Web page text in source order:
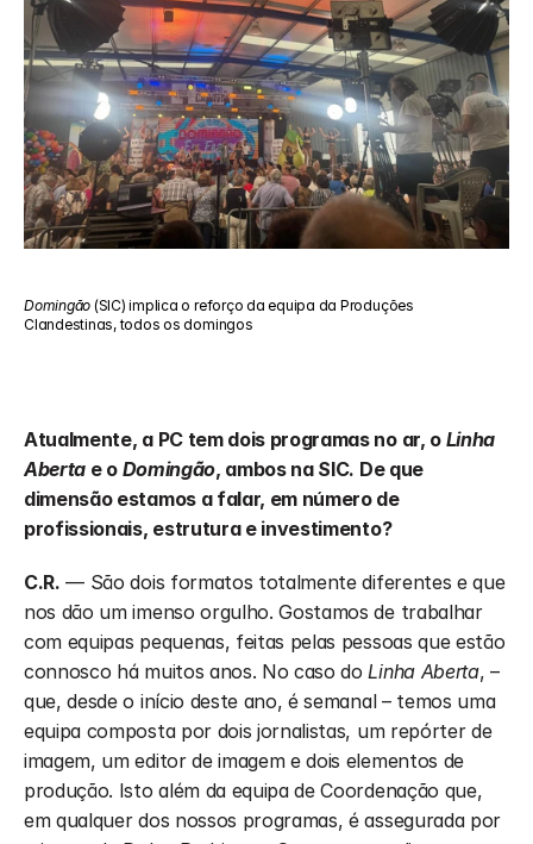
Domingão (SIC) implica o reforço da equipa da Produções
Clandestinas, todos os domingos
Atualmente, a PC tem dois programas no ar, o Linha
Aberta e o Domingão, ambos na SIC. De que
dimensão estamos a falar, em número de
profissionais, estrutura e investimento?
C.R. — São dois formatos totalmente diferentes e que
nos dão um imenso orgulho. Gostamos de trabalhar
com equipas pequenas, feitas pelas pessoas que estão
connosco há muitos anos. No caso do Linha Aberta, –
que, desde o início deste ano, é semanal – temos uma
equipa composta por dois jornalistas, um repórter de
imagem, um editor de imagem e dois elementos de
produção. Isto além da equipa de Coordenação que,
em qualquer dos nossos programas, é assegurada por